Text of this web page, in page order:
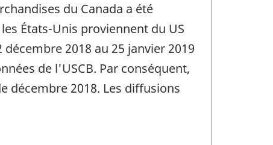
du Canada a été
États-Unis proviennent du US
2018 au 25 janvier 2019
de l'USCB. Par conséquent,
décembre 2018. Les diffusions